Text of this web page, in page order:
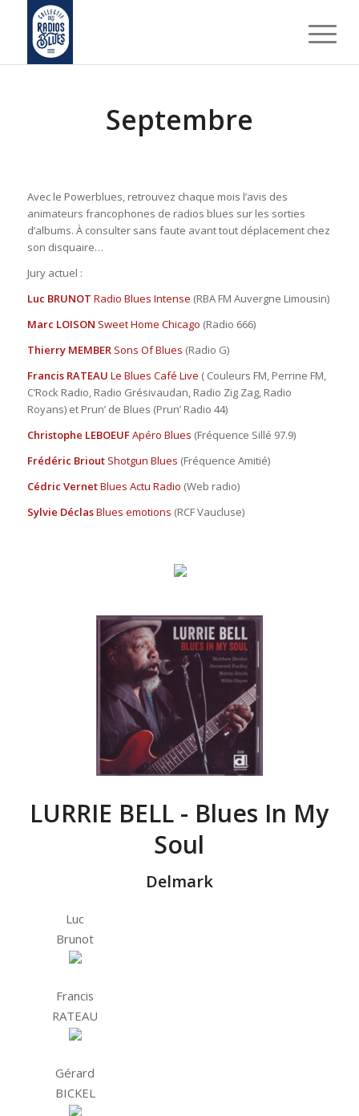
Septembre
Avec le Powerblues, retrouvez chaque mois l’avis des
animateurs francophones de radios blues sur les sorties
d’albums. À consulter sans faute avant tout déplacement chez
son disquaire…
Jury actuel :
Luc BRUNOT Radio Blues Intense (RBA FM Auvergne Limousin)
Marc LOISON Sweet Home Chicago (Radio 666)
Thierry MEMBER Sons Of Blues (Radio G)
Francis RATEAU Le Blues Café Live ( Couleurs FM, Perrine FM,
C’Rock Radio, Radio Grésivaudan, Radio Zig Zag, Radio
Royans) et Prun’ de Blues (Prun’ Radio 44)
Christophe LEBOEUFApéro Blues (Fréquence Sillé 97.9)
Frédéric Briout Shotgun Blues (Fréquence Amitié)
Cédric VernetBlues Actu Radio (Web radio)
Sylvie DéclasBlues emotions (RCF Vaucluse)
LURRIE BELL - Blues In My
Soul
Delmark
Luc
Brunot
Francis
RATEAU
Gérard
BICKEL